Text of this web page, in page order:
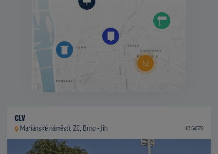
CLV
Mariánské náměstí, ZC, Brno - Jih ID 54579